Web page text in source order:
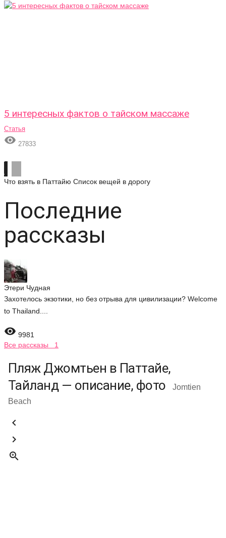
5 интересных фактов о тайском массаже
Статья
 27833
Что взять в Паттайю Список вещей в дорогу
Последние
рассказы
Этери Чудная
Захотелось экзотики, но без отрыва для цивилизации? Welcome
to Thailand....
 9981
Все рассказы 1
Пляж Джомтьен в Паттайе,
Тайланд — описание, фото
Jomtien
Beach


